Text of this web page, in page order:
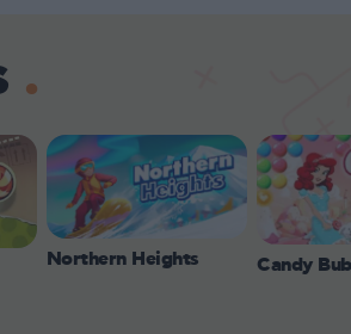
Northern Heights Candy